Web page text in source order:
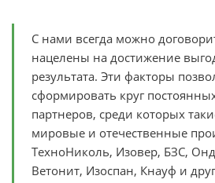
С нами всегда можно
нацелены на достижение
результата. Эти факторы
сформировать круг
партнеров, среди которых
мировые и отечественные
ТехноНиколь, Изовер, БЗС,
Ветонит, Изоспан, Кнауф и